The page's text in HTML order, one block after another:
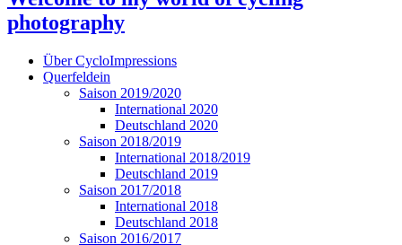
photography
Über CycloImpressions
Querfeldein
Saison 2019/2020
International 2020
Deutschland 2020
Saison 2018/2019
International 2018/2019
Deutschland 2019
Saison 2017/2018
International 2018
Deutschland 2018
Saison 2016/2017